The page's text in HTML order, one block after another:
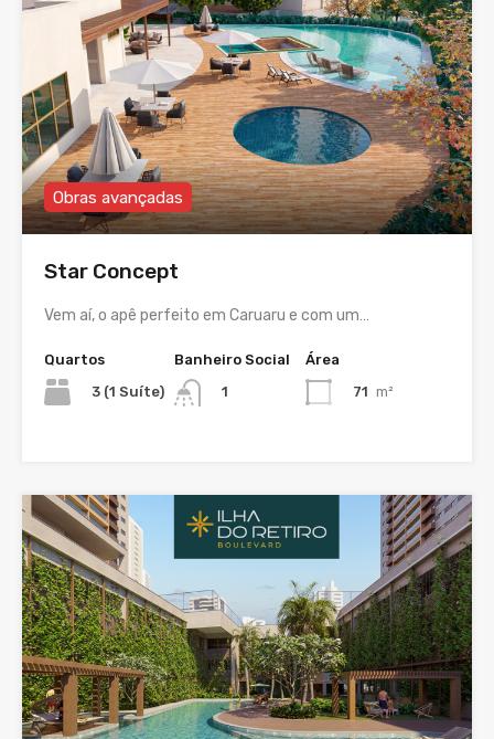
Obras avançadas
Star Concept
Vem aí, o apê perfeito em Caruaru e com um…
Quartos
3 (1 Suíte)
Banheiro Social
1
Área
71 m²